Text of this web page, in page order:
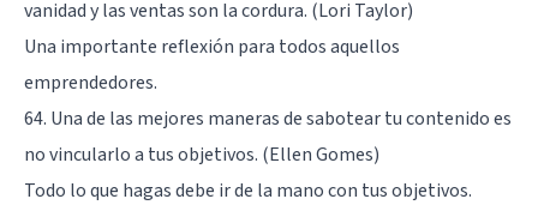
vanidad y las ventas son la cordura. (Lori Taylor)
Una importante reflexión para todos aquellos
emprendedores.
64. Una de las mejores maneras de sabotear tu contenido es
no vincularlo a tus objetivos. (Ellen Gomes)
Todo lo que hagas debe ir de la mano con tus objetivos.